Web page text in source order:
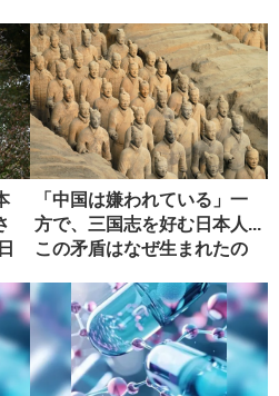
「中国は嫌われている」一
方で、三国志を好む日本人...
この矛盾はなぜ生まれたの